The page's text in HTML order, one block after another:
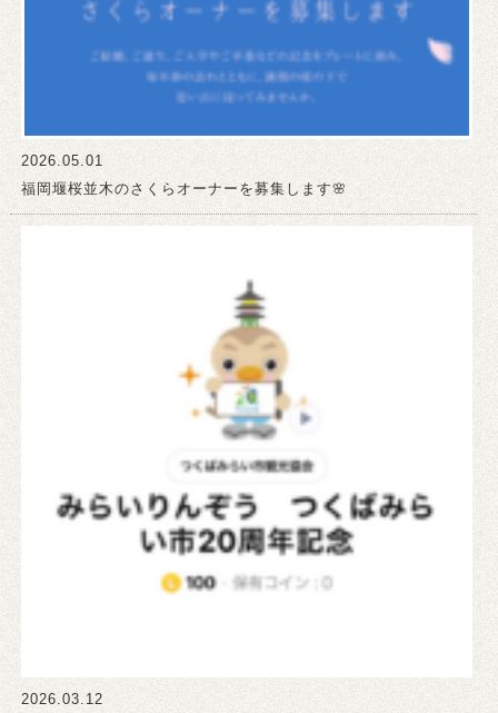
2026.05.01
福岡堰桜並木のさくらオーナーを募集します🌸
2026.03.12